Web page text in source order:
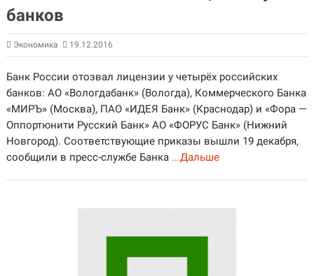
банков
Экономика 19.12.2016
Банк России отозвал лицензии у четырёх российских
банков: АО «Вологдабанк» (Вологда), Коммерческого Банка
«МИРЪ» (Москва), ПАО «ИДЕЯ Банк» (Краснодар) и «Фора —
Оппортюнити Русский Банк» АО «ФОРУС Банк» (Нижний
Новгород). Соответствующие приказы вышли 19 декабря,
сообщили в пресс-службе Банка ...Дальше